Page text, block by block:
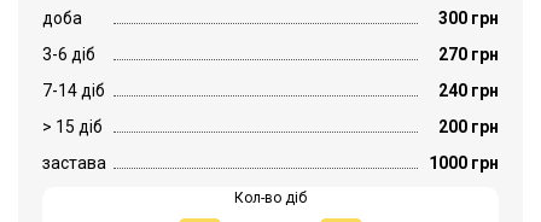
доба
300 грн
3-6 діб
270 грн
7-14 діб
240 грн
> 15 діб
200 грн
застава
1000 грн
Кол-во діб